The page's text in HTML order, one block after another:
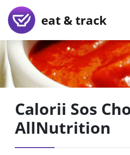
eat & track
Calorii Sos
AllNutrition